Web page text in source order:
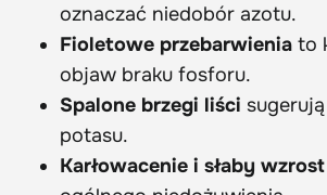
oznaczać niedobór azotu.
Fioletowe przebarwienia to
objaw braku fosforu.
Spalone brzegi liści
potasu.
Karłowacenie i słaby wzrost